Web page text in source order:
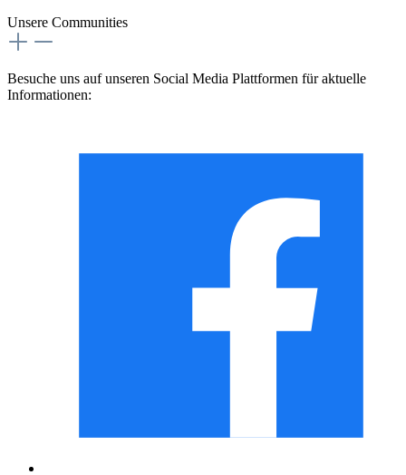
Unsere Communities
Besuche uns auf unseren Social Media Plattformen für aktuelle
Informationen: